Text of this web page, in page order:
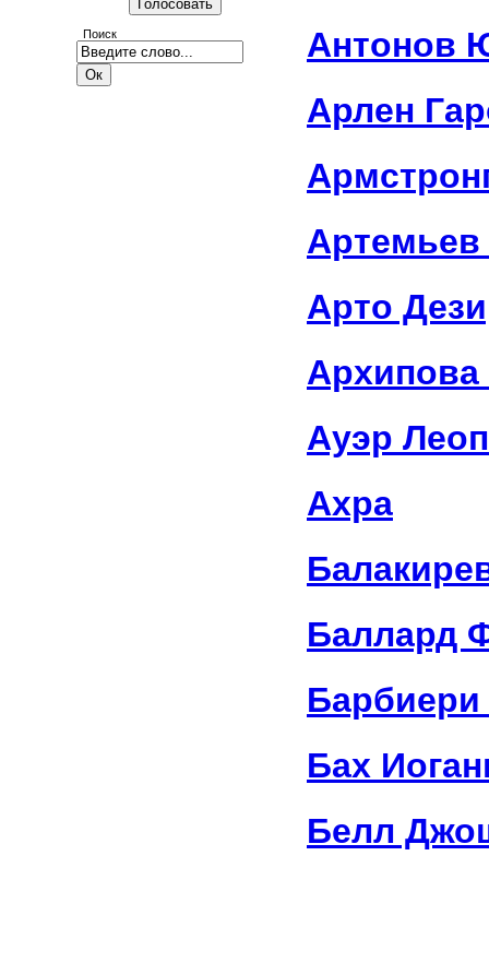
Поиск
Антонов
Арлен
Арто
Ауэр
Ахра
Баллард
Барбиери
Бах
Белл